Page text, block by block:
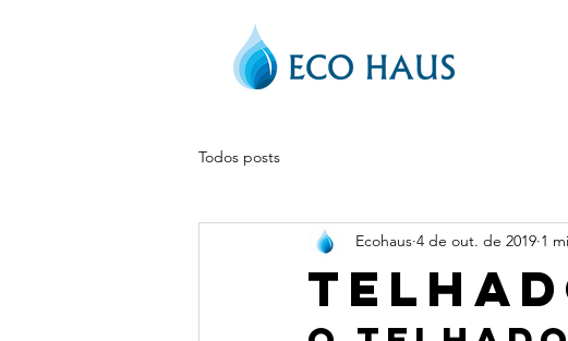
Todos posts
Ecohaus 4 de out. de 2019 1